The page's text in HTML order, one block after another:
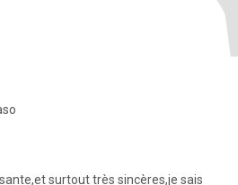
surtout très sincères,je sais